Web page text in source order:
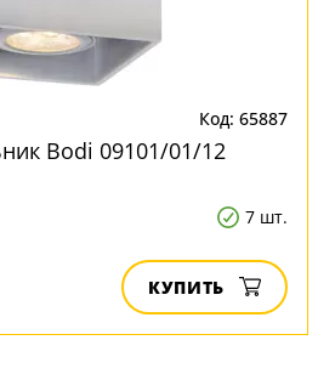
Код: 65887
Bodi 09101/01/12
7 шт.
КУПИТЬ